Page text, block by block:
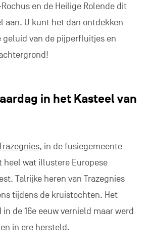
en de Heilige Rolende dit
aan. U kunt het dan ontdekken
van de pijperfluitjes en
in het Kasteel van
, in de fusiegemeente
heel wat illustere Europese
Talrijke heren van Trazegnies
tijdens de kruistochten. Het
de 16e eeuw vernield maar werd
in ere hersteld.